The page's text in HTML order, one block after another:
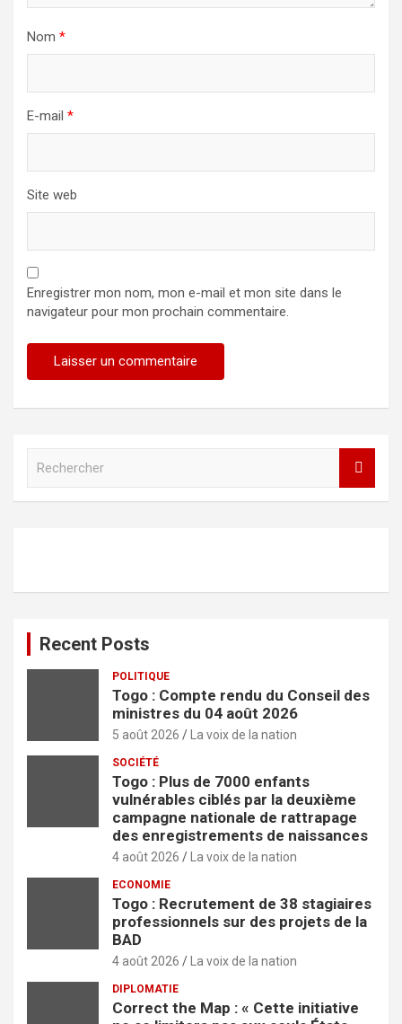
Nom *
E-mail *
Site web
Enregistrer mon nom, mon e-mail et mon site dans le
navigateur pour mon prochain commentaire.
h
Recent Posts
POLITIQUE
Togo : Compte rendu du Conseil des
ministres du 04 août 2026
5 août 2026 La voix de la nation
SOCIÉTÉ
Togo : Plus de 7000 enfants
vulnérables ciblés par la deuxième
campagne nationale de rattrapage
des enregistrements de naissances
4 août 2026 La voix de la nation
ECONOMIE
Togo : Recrutement de 38 stagiaires
professionnels sur des projets de la
BAD
4 août 2026 La voix de la nation
DIPLOMATIE
Correct the Map : « Cette initiative